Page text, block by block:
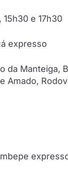
15h30 e 17h30
expresso
da Manteiga,
Amado,